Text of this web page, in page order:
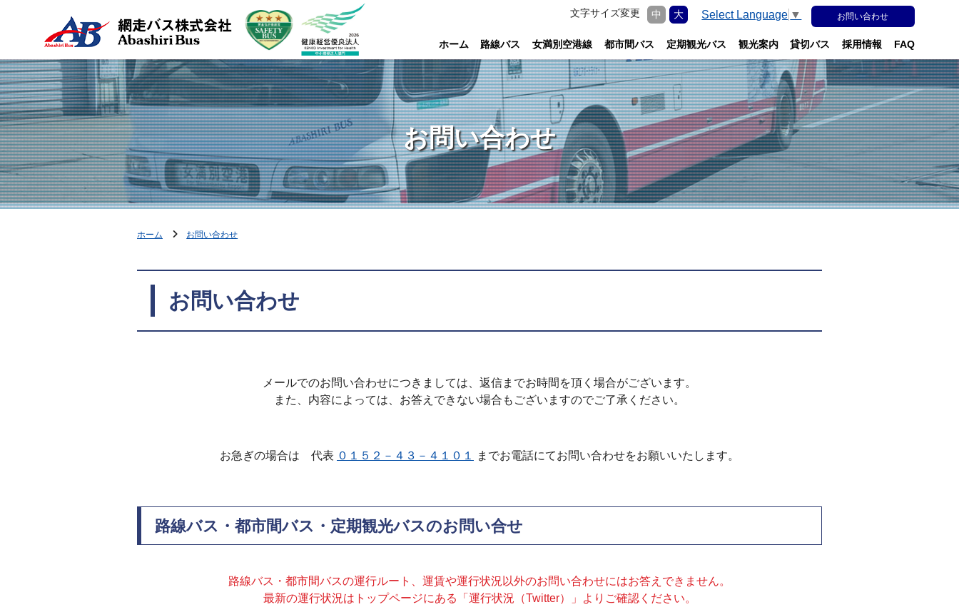
文字サイズ変更 中 大 Select Language ▼ お問い合わせ
ホーム 路線バス 女満別空港線 都市間バス 定期観光バス 観光案内 貸切バス 採用情報 FAQ
お問い合わせ
ホーム お問い合わせ
お問い合わせ
メールでのお問い合わせにつきましては、返信までお時間を頂く場合がございます。
また、内容によっては、お答えできない場合もございますのでご了承ください。
お急ぎの場合は 代表 ０１５２－４３－４１０１ までお電話にてお問い合わせをお願いいたします。
路線バス・都市間バス・定期観光バスのお問い合せ
路線バス・都市間バスの運行ルート、運賃や運行状況以外のお問い合わせにはお答えできません。
最新の運行状況はトップページにある「運行状況（Twitter）」よりご確認ください。